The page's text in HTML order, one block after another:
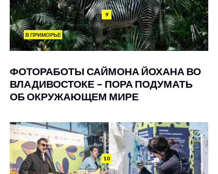
9
В ПРИМОРЬЕ
ФОТОРАБОТЫ САЙМОНА ЙОХАНА ВО
ВЛАДИВОСТОКЕ – ПОРА ПОДУМАТЬ
ОБ ОКРУЖАЮЩЕМ МИРЕ
10